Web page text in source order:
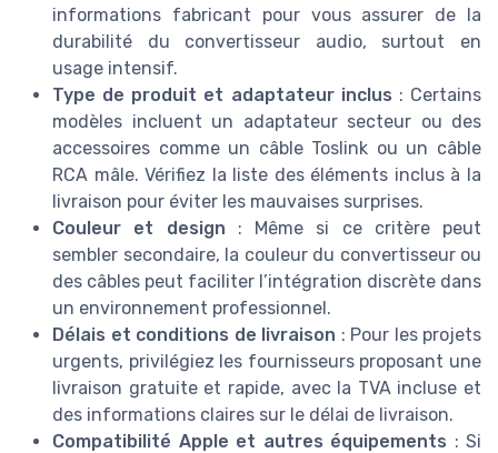
informations fabricant pour vous assurer de la
durabilité du convertisseur audio, surtout en
usage intensif.
Type de produit et adaptateur inclus : Certains
modèles incluent un adaptateur secteur ou des
accessoires comme un câble Toslink ou un câble
RCA mâle. Vérifiez la liste des éléments inclus à la
livraison pour éviter les mauvaises surprises.
Couleur et design : Même si ce critère peut
sembler secondaire, la couleur du convertisseur ou
des câbles peut faciliter l’intégration discrète dans
un environnement professionnel.
Délais et conditions de livraison : Pour les projets
urgents, privilégiez les fournisseurs proposant une
livraison gratuite et rapide, avec la TVA incluse et
des informations claires sur le délai de livraison.
Compatibilité Apple et autres équipements : Si